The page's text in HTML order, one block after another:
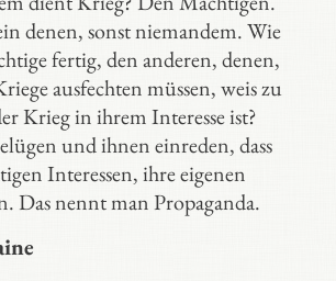
denen, sonst niemandem. Wie
fertig, den anderen, denen,
ausfechten müssen, weis zu
Krieg in ihrem Interesse ist?
und ihnen einreden, dass
Interessen, ihre eigenen
Das nennt man Propaganda.